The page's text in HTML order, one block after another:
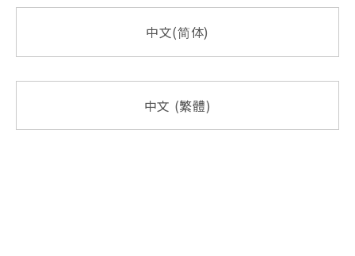
中文(简体)
中文 (繁體)